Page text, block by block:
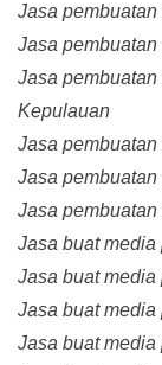
Jasa
Jasa
Jasa
Kepulauan
Jasa
Jasa
Jasa
Jasa buat
Jasa buat
Jasa buat
Jasa buat